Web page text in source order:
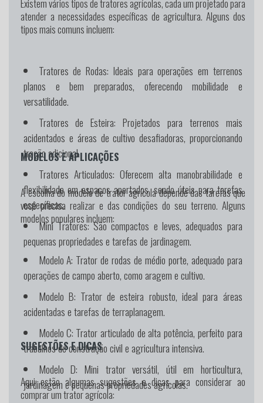
Existem vários tipos de tratores agrícolas, cada um projetado para
atender a necessidades específicas de agricultura. Alguns dos
tipos mais comuns incluem:
Tratores de Rodas: Ideais para operações em terrenos
planos e bem preparados, oferecendo mobilidade e
versatilidade.
Tratores de Esteira: Projetados para terrenos mais
acidentados e áreas de cultivo desafiadoras, proporcionando
tração adicional.
Tratores Articulados: Oferecem alta manobrabilidade e
flexibilidade em espaços apertados, sendo úteis para tarefas
específicas.
Mini Tratores:São compactos e leves, adequados para
pequenas propriedades e tarefas de jardinagem.
MODELOS E APLICAÇÕES
A escolha do modelo de trator agrícola depende das tarefas que
você precisa realizar e das condições do seu terreno. Alguns
modelos populares incluem:
Modelo A: Trator de rodas de médio porte, adequado para
operações de campo aberto, como aragem e cultivo.
Modelo B: Trator de esteira robusto, ideal para áreas
acidentadas e tarefas de terraplanagem.
Modelo C: Trator articulado de alta potência, perfeito para
trabalhos de construção civil e agricultura intensiva.
Modelo D: Mini trator versátil, útil em horticultura,
jardinagem e pequenas propriedades agrícolas.
SUGESTÕES E DICAS
Aqui estão algumas sugestões e dicas para considerar ao
comprar um trator agrícola: